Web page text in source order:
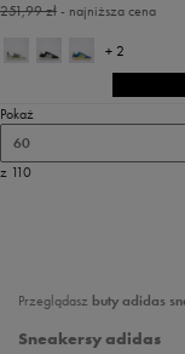
251,99 zł- najniższa cena
+ 2
Pokaż
60
z 110
Przeglądasz buty adidas
Sneakersy adidas